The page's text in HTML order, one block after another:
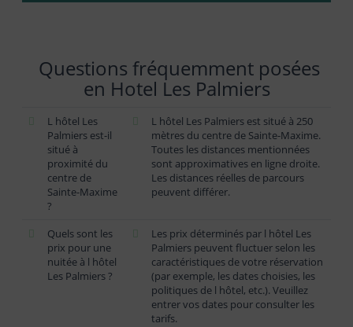
Questions fréquemment posées
en Hotel Les Palmiers
L hôtel Les
Palmiers est-il
situé à
proximité du
centre de
Sainte-Maxime
?
L hôtel Les Palmiers est situé à 250
mètres du centre de Sainte-Maxime.
Toutes les distances mentionnées
sont approximatives en ligne droite.
Les distances réelles de parcours
peuvent différer.
Quels sont les
prix pour une
nuitée à l hôtel
Les Palmiers ?
Les prix déterminés par l hôtel Les
Palmiers peuvent fluctuer selon les
caractéristiques de votre réservation
(par exemple, les dates choisies, les
politiques de l hôtel, etc.). Veuillez
entrer vos dates pour consulter les
tarifs.